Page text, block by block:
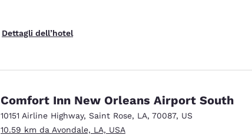
Dettagli dell’hotel
Comfort Inn New Orleans Airport South
10151 Airline Highway, Saint Rose, LA, 70087, US
10.59 km da Avondale, LA, USA